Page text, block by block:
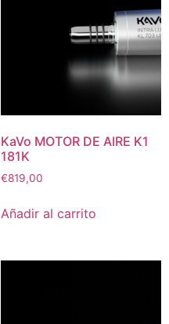
KaVo MOTOR DE AIRE K1
181K
€819,00
Añadir al carrito